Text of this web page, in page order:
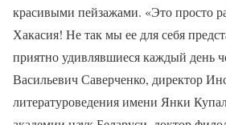
красивыми пейзажами. «Это просто
Хакасия! Не так мы ее для себя
приятно удивлявшиеся каждый день
Васильевич Саверченко, директор
литературоведения имени Янки